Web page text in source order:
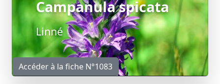
Campanula spicata
Linné
Accéder à la fiche N°1083